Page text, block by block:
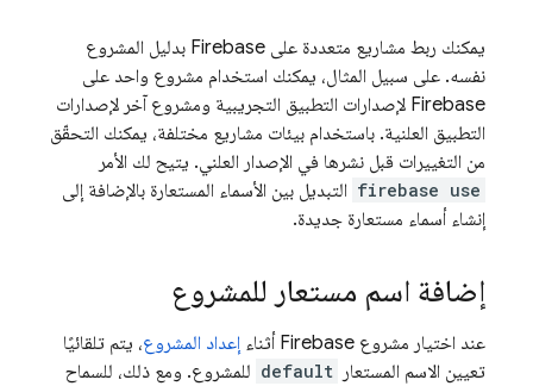
يمكنك ربط مشاريع متعددة على Firebase بدليل المشروع
نفسه. على سبيل المثال، يمكنك استخدام مشروع واحد على
Firebase لإصدارات التطبيق التجريبية ومشروع آخر لإصدارات
التطبيق العلنية. باستخدام بيئات مشاريع مختلفة، يمكنك التحقّق
من التغييرات قبل نشرها في الإصدار العلني. يتيح لك الأمر
firebase use التبديل بين الأسماء المستعارة بالإضافة إلى
إنشاء أسماء مستعارة جديدة.
إضافة اسم مستعار للمشروع
عند اختيار مشروع Firebase أثناء إعداد المشروع، يتم تلقائيًا
تعيين الاسم المستعار default للمشروع. ومع ذلك، للسماح